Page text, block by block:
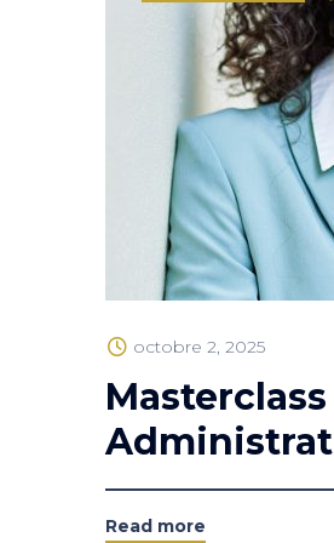
octobre 2, 2025
Masterclass
Read more